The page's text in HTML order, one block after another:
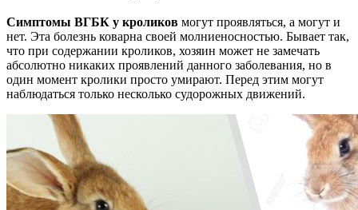
Симптомы ВГБК у кроликов могут проявляться, а могут и
нет. Эта болезнь коварна своей молниеносностью. Бывает так,
что при содержании кроликов, хозяин может не замечать
абсолютно никаких проявлений данного заболевания, но в
один момент кролики просто умирают. Перед этим могут
наблюдаться только несколько судорожных движений.